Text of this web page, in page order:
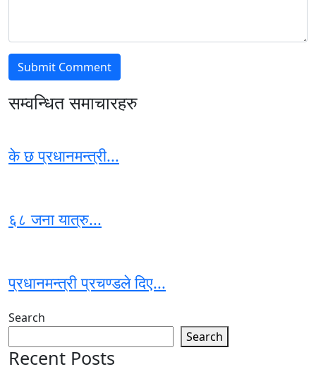
सम्वन्धित समाचारहरु
के छ प्रधानमन्त्री...
६८ जना यात्रु...
प्रधानमन्त्री प्रचण्डले दिए...
Search
Search
Recent Posts